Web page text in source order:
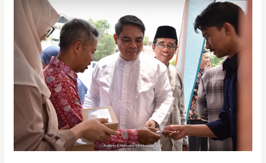
Maslahat
dan
Gelar
Jum’at
Berkah
untuk
Umat,
Masjid
IPB